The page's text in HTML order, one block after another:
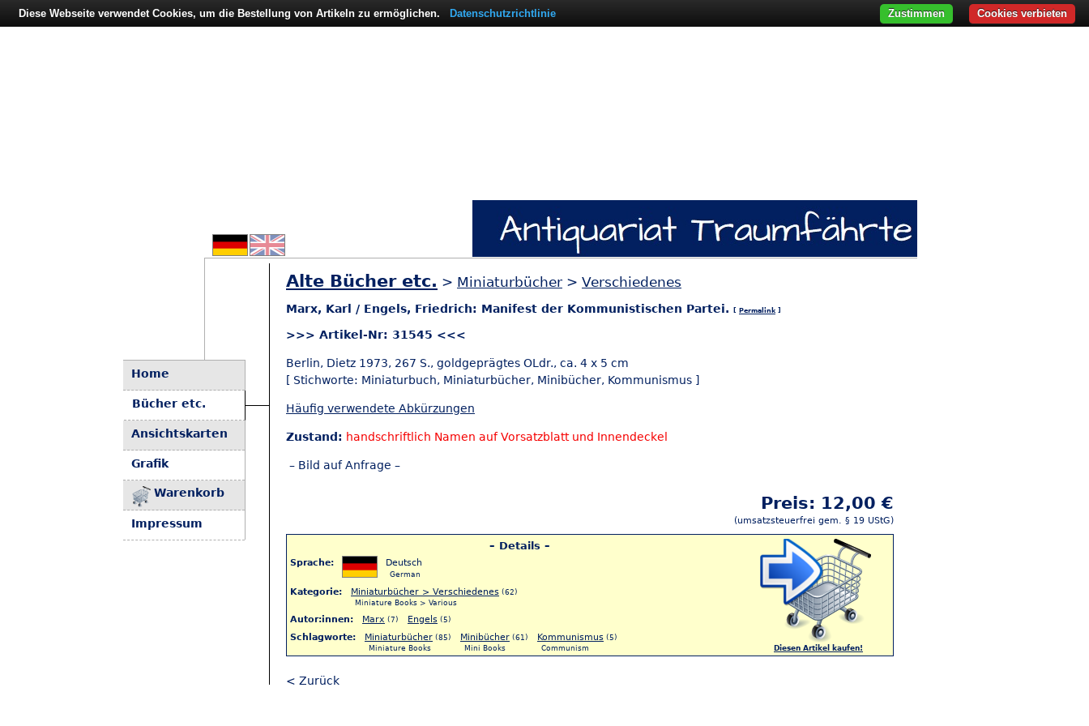
Home
Bücher etc.
Ansichtskarten
Grafik
Warenkorb
Impressum
Alte Bücher etc. > Miniaturbücher > Verschiedenes
Marx, Karl / Engels, Friedrich: Manifest der Kommunistischen Partei. [ Permalink]
>>> Artikel-Nr: 31545 <<<
Berlin, Dietz 1973, 267 S., goldgeprägtes OLdr., ca. 4 x 5 cm
[ Stichworte: Miniaturbuch, Miniaturbücher, Minibücher, Kommunismus ]
Häufig verwendete Abkürzungen
Zustand: handschriftlich Namen auf Vorsatzblatt und Innendeckel
– Bild auf Anfrage –
Preis: 12,00 €
(umsatzsteuerfrei gem. § 19 UStG)
Diesen Artikel kaufen!
– Details –
Sprache: Deutsch
German
Kategorie: Miniaturbücher > Verschiedenes (62)
Miniature Books > Various
Autor:innen: Marx (7) Engels (5)
Schlagworte: Miniaturbücher (85) Minibücher (61) Kommunismus (5)
Miniature Books
Mini Books Communism
< Zurück
Diese Webseite verwendet Cookies, um die Bestellung von Artikeln zu ermöglichen. Datenschutzrichtlinie Cookies verbieten
Zustimmen